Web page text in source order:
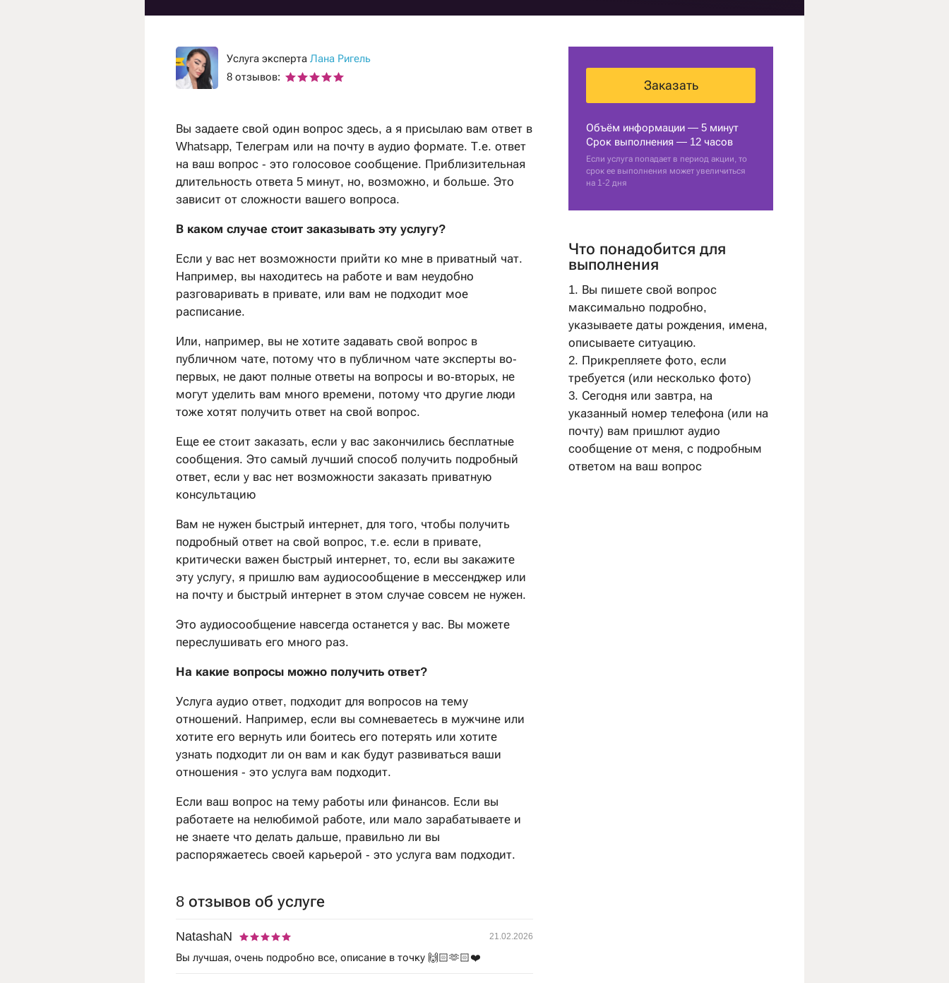
Гадание на отношения
Гадание на ситуацию
Услуга эксперта Лана Ригель
8 отзывов:
Вы задаете свой один вопрос здесь, а я присылаю вам ответ в
Whatsapp, Телеграм или на почту в аудио формате. Т.е. ответ
на ваш вопрос - это голосовое сообщение. Приблизительная
длительность ответа 5 минут, но, возможно, и больше. Это
зависит от сложности вашего вопроса.
В каком случае стоит заказывать эту услугу?
Если у вас нет возможности прийти ко мне в приватный чат.
Например, вы находитесь на работе и вам неудобно
разговаривать в привате, или вам не подходит мое
расписание.
Или, например, вы не хотите задавать свой вопрос в
публичном чате, потому что в публичном чате эксперты во-
первых, не дают полные ответы на вопросы и во-вторых, не
могут уделить вам много времени, потому что другие люди
тоже хотят получить ответ на свой вопрос.
Еще ее стоит заказать, если у вас закончились бесплатные
сообщения. Это самый лучший способ получить подробный
ответ, если у вас нет возможности заказать приватную
консультацию
Вам не нужен быстрый интернет, для того, чтобы получить
подробный ответ на свой вопрос, т.е. если в привате,
критически важен быстрый интернет, то, если вы закажите
эту услугу, я пришлю вам аудиосообщение в мессенджер или
на почту и быстрый интернет в этом случае совсем не нужен.
Это аудиосообщение навсегда останется у вас. Вы можете
переслушивать его много раз.
На какие вопросы можно получить ответ?
Услуга аудио ответ, подходит для вопросов на тему
отношений. Например, если вы сомневаетесь в мужчине или
хотите его вернуть или боитесь его потерять или хотите
узнать подходит ли он вам и как будут развиваться ваши
отношения - это услуга вам подходит.
Если ваш вопрос на тему работы или финансов. Если вы
работаете на нелюбимой работе, или мало зарабатываете и
не знаете что делать дальше, правильно ли вы
распоряжаетесь своей карьерой - это услуга вам подходит.
8 отзывов об услуге
NatashaN 21.02.2026
Вы лучшая, очень подробно все, описание в точку 🙌🏻🫶🏻❤️
Заказать
Объём информации — 5 минут
Срок выполнения — 12 часов
Если услуга попадает в период акции, то
срок ее выполнения может увеличиться
на 1-2 дня
Что понадобится для
выполнения
1. Вы пишете свой вопрос
максимально подробно,
указываете даты рождения, имена,
описываете ситуацию.
2. Прикрепляете фото, если
требуется (или несколько фото)
3. Сегодня или завтра, на
указанный номер телефона (или на
почту) вам пришлют аудио
сообщение от меня, с подробным
ответом на ваш вопрос